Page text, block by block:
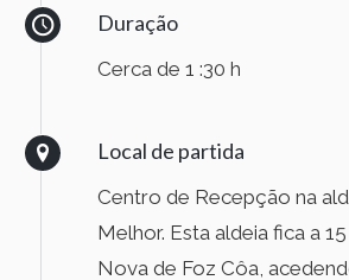
Duração
Cerca de 1 :30 h
Local de partida
Centro de Recepção na
Melhor. Esta aldeia fica a
Nova de Foz Côa,